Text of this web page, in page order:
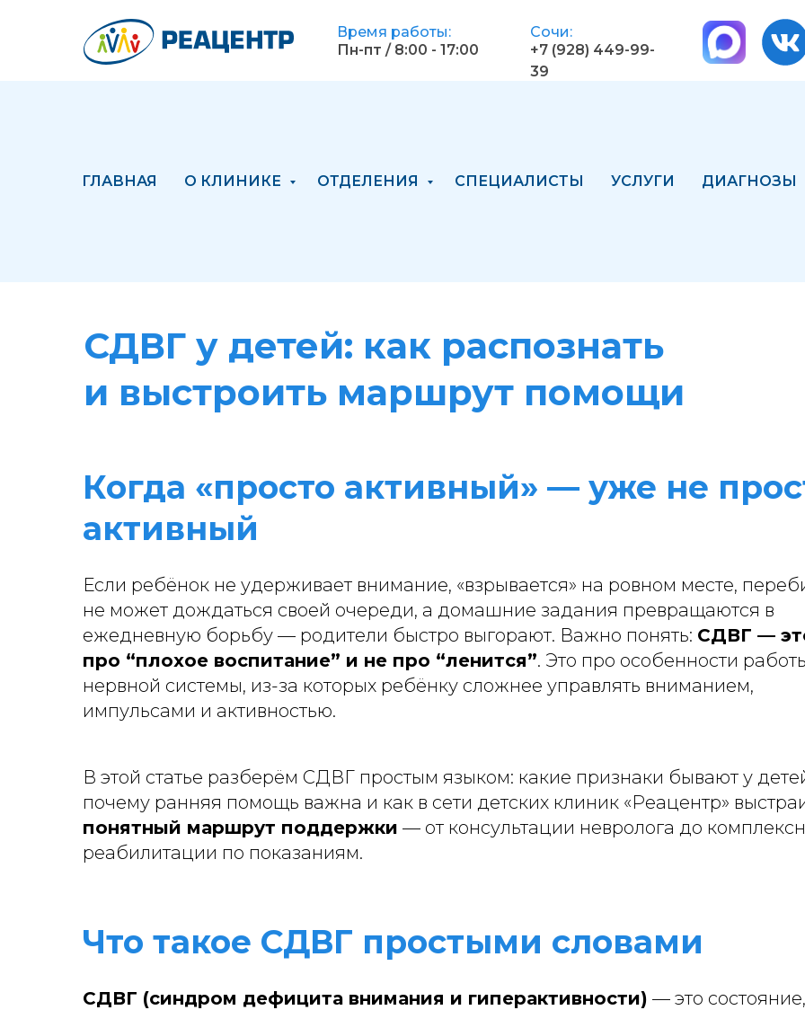
Время работы:
Пн-пт / 8:00 - 17:00
Сочи:
+7 (928) 449-99-
39
ГЛАВНАЯ О КЛИНИКЕ ОТДЕЛЕНИЯ СПЕЦИАЛИСТЫ УСЛУГИ ДИАГНОЗЫ
СДВГ у детей: как распознать
и выстроить маршрут помощи
Когда «просто активный» — уже не
активный
Если ребёнок не удерживает внимание, «взрывается» на ровном месте,
не может дождаться своей очереди, а домашние задания превращаются в
ежедневную борьбу — родители быстро выгорают. Важно понять: СДВГ —
про “плохое воспитание” и не про “ленится”. Это про особенности
нервной системы, из-за которых ребёнку сложнее управлять вниманием,
импульсами и активностью.
В этой статье разберём СДВГ простым языком: какие признаки бывают у
почему ранняя помощь важна и как в сети детских клиник «Реацентр»
понятный маршрут поддержки — от консультации невролога до
реабилитации по показаниям.
Что такое СДВГ простыми словами
СДВГ (синдром дефицита внимания и гиперактивности) — это